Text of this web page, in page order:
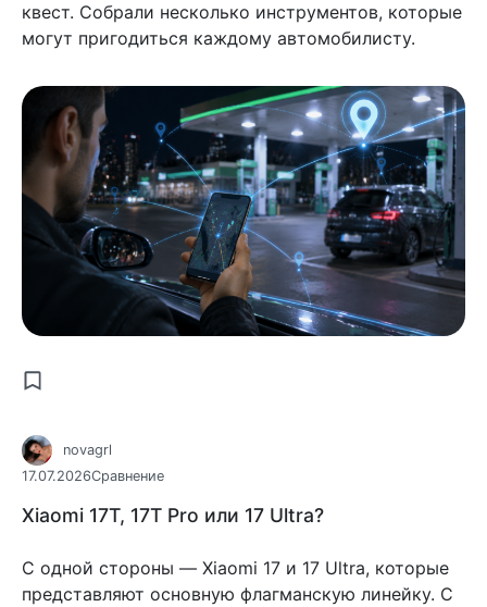
квест. Собрали несколько инструментов, которые
могут пригодиться каждому автомобилисту.
novagrl
17.07.2026Сравнение
Xiaomi 17T, 17T Pro или 17 Ultra?
С одной стороны — Xiaomi 17 и 17 Ultra, которые
представляют основную флагманскую линейку. С